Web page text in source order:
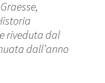
riveduta dal
dall’anno